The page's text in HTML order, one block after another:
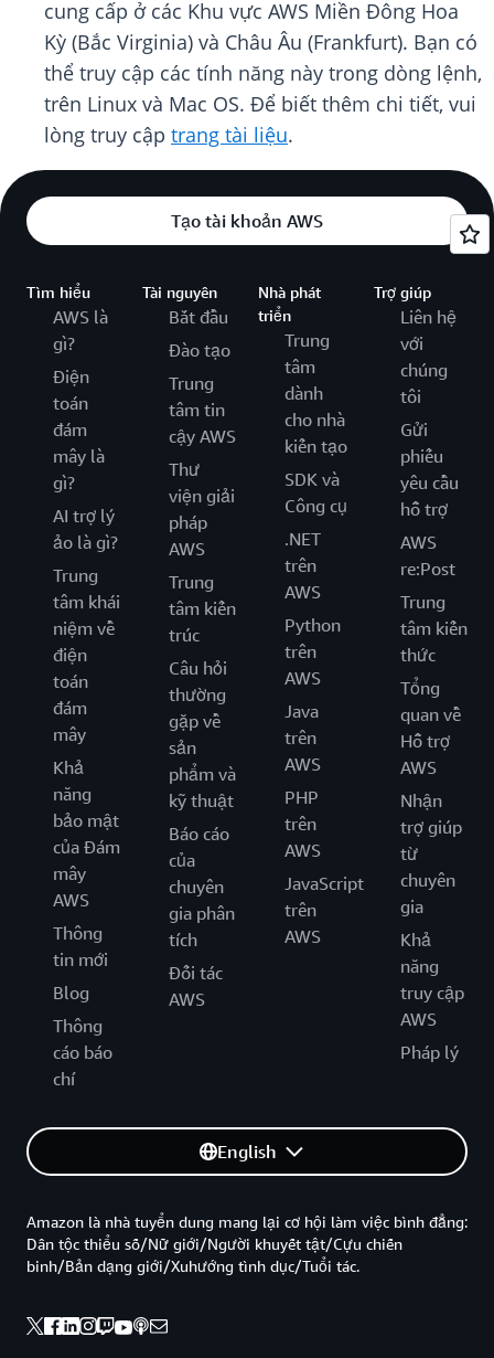
cung cấp ở các Khu vực AWS Miền Đông Hoa
Kỳ (Bắc Virginia) và Châu Âu (Frankfurt). Bạn có
thể truy cập các tính năng này trong dòng lệnh,
trên Linux và Mac OS. Để biết thêm chi tiết, vui
lòng truy cập trang tài liệu.
Tạo tài khoản AWS
Tìm hiểu
AWS là
gì?
Điện
toán
đám
mây là
gì?
AI trợ lý
ảo là gì?
Trung
tâm khái
niệm về
điện
toán
đám
mây
Khả
năng
bảo mật
của Đám
mây
AWS
Thông
tin mới
Blog
Thông
cáo báo
chí
Tài nguyên
Bắt đầu
Đào tạo
Trung
tâm tin
cậy AWS
Thư
viện giải
pháp
AWS
Trung
tâm kiến
trúc
Câu hỏi
thường
gặp về
sản
phẩm và
kỹ thuật
Báo cáo
của
chuyên
gia phân
tích
Đối tác
AWS
Nhà phát
triển
Trung
tâm
dành
cho nhà
kiến tạo
SDK và
Công cụ
.NET
trên
AWS
Python
trên
AWS
Java
trên
AWS
PHP
trên
AWS
JavaScript
trên
AWS
Trợ giúp
Liên hệ
với
chúng
tôi
Gửi
phiếu
yêu cầu
hỗ trợ
AWS
re:Post
Trung
tâm kiến
thức
Tổng
quan về
Hỗ trợ
AWS
Nhận
trợ giúp
từ
chuyên
gia
Khả
năng
truy cập
AWS
Pháp lý
English
Amazon là nhà tuyển dung mang lại cơ hội làm việc bình đẳng:
Dân tộc thiểu số/Nữ giới/Người khuyết tật/Cựu chiến
binh/Bản dạng giới/Xuhướng tình dục/Tuổi tác.